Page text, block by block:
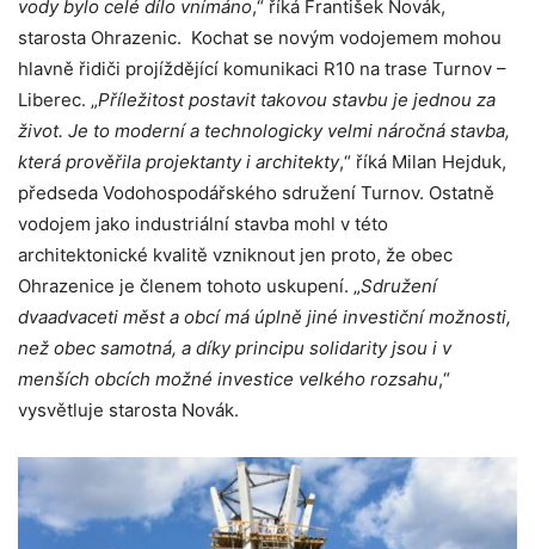
vody bylo celé dílo vnímáno,“ říká František Novák,
starosta Ohrazenic. Kochat se novým vodojemem mohou
hlavně řidiči projíždějící komunikaci R10 na trase Turnov –
Liberec. „Příležitost postavit takovou stavbu je jednou za
život. Je to moderní a technologicky velmi náročná stavba,
která prověřila projektanty i architekty,“ říká Milan Hejduk,
předseda Vodohospodářského sdružení Turnov. Ostatně
vodojem jako industriální stavba mohl v této
architektonické kvalitě vzniknout jen proto, že obec
Ohrazenice je členem tohoto uskupení. „Sdružení
dvaadvaceti měst a obcí má úplně jiné investiční možnosti,
než obec samotná, a díky principu solidarity jsou i v
menších obcích možné investice velkého rozsahu,“
vysvětluje starosta Novák.